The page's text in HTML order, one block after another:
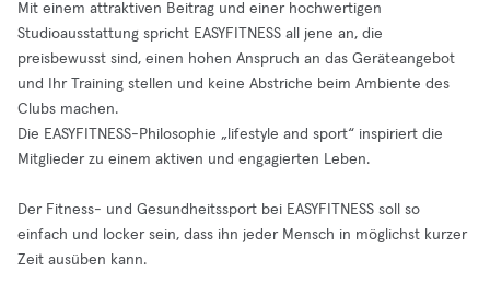
Mit einem attraktiven Beitrag und einer hochwertigen
Studioausstattung spricht EASYFITNESS all jene an, die
preisbewusst sind, einen hohen Anspruch an das Geräteangebot
und Ihr Training stellen und keine Abstriche beim Ambiente des
Clubs machen.
Die EASYFITNESS-Philosophie „lifestyle and sport“ inspiriert die
Mitglieder zu einem aktiven und engagierten Leben.
Der Fitness- und Gesundheitssport bei EASYFITNESS soll so
einfach und locker sein, dass ihn jeder Mensch in möglichst kurzer
Zeit ausüben kann.